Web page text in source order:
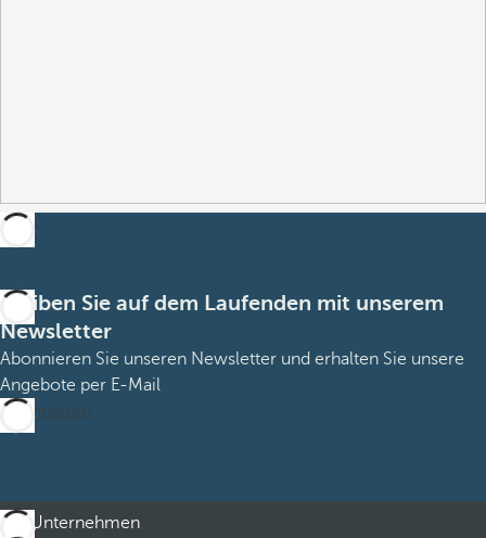
Bleiben Sie auf dem Laufenden mit unserem
Newsletter
Abonnieren Sie unseren Newsletter und erhalten Sie unsere
Angebote per E-Mail
Abonnieren
Unternehmen